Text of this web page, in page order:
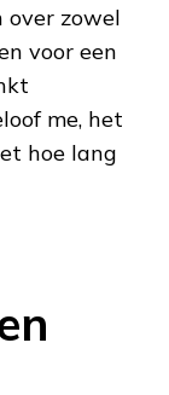
over zowel
voor een
me, het
hoe lang